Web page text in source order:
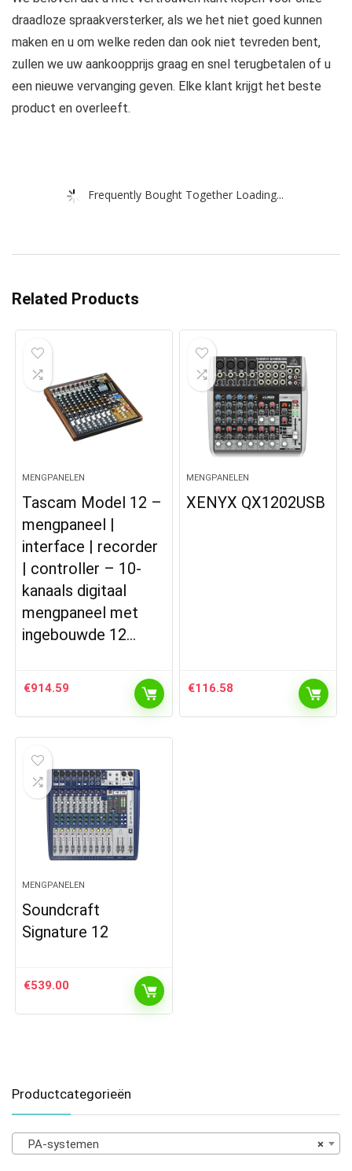
draadloze spraakversterker, als we het niet goed kunnen
maken en u om welke reden dan ook niet tevreden bent,
zullen we uw aankoopprijs graag en snel terugbetalen of u
een nieuwe vervanging geven. Elke klant krijgt het beste
product en overleeft.
Frequently Bought Together Loading...
Related Products
MENGPANELEN
Tascam Model 12 –
mengpaneel |
interface | recorder
| controller – 10-
kanaals digitaal
mengpaneel met
ingebouwde 12…
€914.59
MENGPANELEN
XENYX QX1202USB
€116.58
MENGPANELEN
Soundcraft
Signature 12
€539.00
Productcategorieën
×
PA-systemen